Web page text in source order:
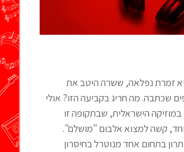
זמרת נפלאה, ששרה היטב את
שכתבה. מה חריג בקביעה הזו? אולי
במוזיקה הישראלית, שבתקופה זו
קשה למצוא אלבום "מושלם".
בתחום אחד מנוטרל בחיסרון